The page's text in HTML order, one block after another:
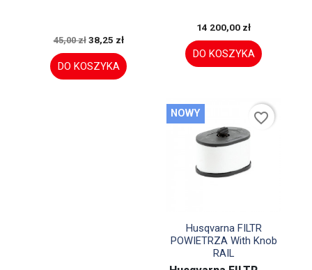
45,00 zł 38,25 zł
DO KOSZYKA
14 200,00 zł
DO KOSZYKA
Szybki podgląd
Husqvarna FILTR
POWIETRZA With Knob
RAIL
NOWY favorite_border